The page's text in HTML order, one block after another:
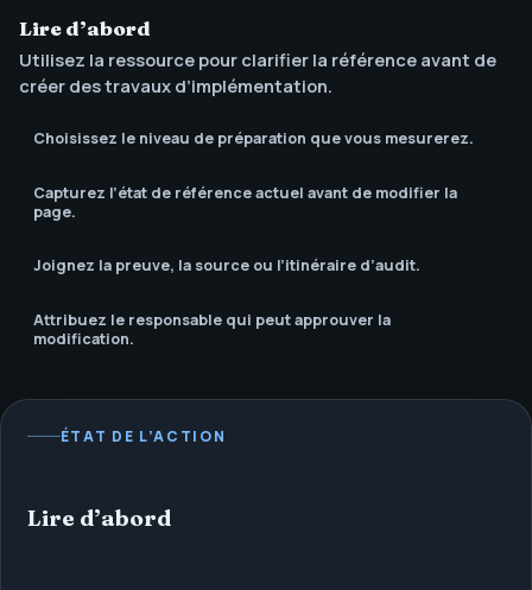
Lire d’abord
Utilisez la ressource pour clarifier la référence avant de
créer des travaux d’implémentation.
Choisissez le niveau de préparation que vous mesurerez.
Capturez l’état de référence actuel avant de modifier la
page.
Joignez la preuve, la source ou l’itinéraire d’audit.
Attribuez le responsable qui peut approuver la
modification.
ÉTAT DE L’ACTION
Lire d’abord